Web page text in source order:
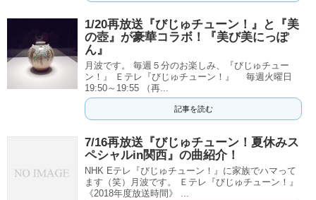
1/20再放送『びじゅチューン！』と『美
の壺』が豪華コラボ！『美び美にっぽ
ん』
月波です。 毎週５分のお楽しみ、『びじゅチュー
ン！』 Ｅテレ『びじゅチューン！』 毎週火曜日
19:50～19:55 （再...
記事を読む
7/16再放送『びじゅチューン！夏休みス
ペシャルin関西』の曲紹介！
NHK Eテレ『びじゅチューン！』に家族でハマって
ます（笑）月波です。 Ｅテレ『びじゅチューン！』
《2018年度放送時間》 ...